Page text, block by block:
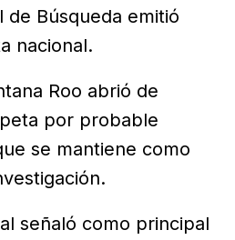
de Búsqueda emitió
nacional.
Roo abrió de
por probable
se mantiene como
señaló como principal